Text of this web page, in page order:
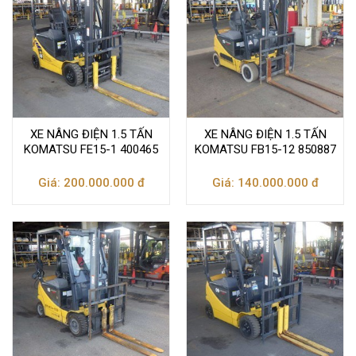
XE NÂNG ĐIỆN 1.5 TẤN
KOMATSU FE15-1 400465
Giá: 200.000.000 đ
XE NÂNG ĐIỆN 1.5 TẤN
KOMATSU FB15-12 850887
Giá: 140.000.000 đ